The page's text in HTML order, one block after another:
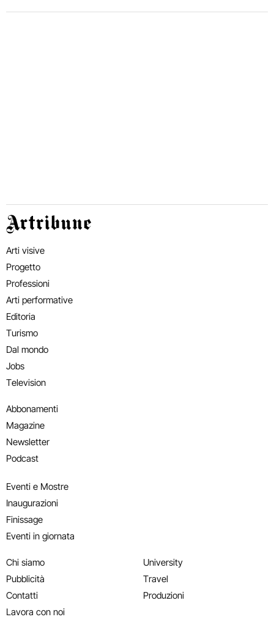
Artribune
Arti visive
Progetto
Professioni
Arti performative
Editoria
Turismo
Dal mondo
Jobs
Television
Abbonamenti
Magazine
Newsletter
Podcast
Eventi e Mostre
Inaugurazioni
Finissage
Eventi in giornata
Chi siamo
Pubblicità
Contatti
Lavora con noi
University
Travel
Produzioni